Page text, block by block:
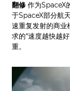
翻修 作为SpaceX
于SpaceX部分航
速重复发射的商业
求的“速度越快越
重。